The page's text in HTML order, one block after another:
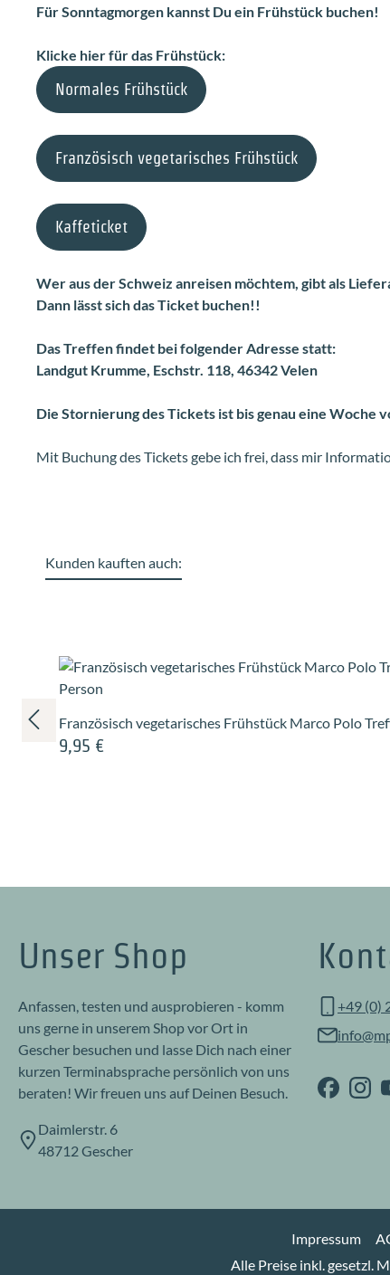
Für Sonntagmorgen kannst Du ein Frühstück buchen!
Klicke hier für das Frühstück:
Normales Frühstück
Französisch vegetarisches Frühstück
Kaffeticket
Wer aus der Schweiz anreisen möchtem, gibt als
Dann lässt sich das Ticket buchen!!
Das Treffen findet bei folgender Adresse statt:
Landgut Krumme, Eschstr. 118, 46342 Velen
Die Stornierung des Tickets ist bis genau eine Woche
Mit Buchung des Tickets gebe ich frei, dass mir
Kunden kauften auch:
Französisch vegetarisches Frühstück Marco Polo
Regulärer Preis:
9,95 €
Unser Shop
Anfassen, testen und ausprobieren - komm
uns gerne in unserem Shop vor Ort in
Gescher besuchen und lasse Dich nach einer
kurzen Terminabsprache persönlich von uns
beraten! Wir freuen uns auf Deinen Besuch.
Daimlerstr. 6
48712 Gescher
+49 (0)
Impressum
Alle Preise inkl. gesetzl.